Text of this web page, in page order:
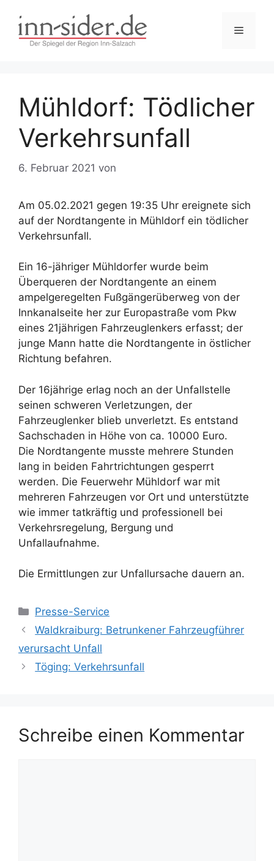
Inhalt
springen
Menü
Mühldorf: Tödlicher
Verkehrsunfall
6. Februar 2021 von
Am 05.02.2021 gegen 19:35 Uhr ereignete sich
auf der Nordtangente in Mühldorf ein tödlicher
Verkehrsunfall.
Ein 16-jähriger Mühldorfer wurde beim
Überqueren der Nordtangente an einem
ampelgeregelten Fußgängerüberweg von der
Innkanalseite her zur Europastraße vom Pkw
eines 21jährigen Fahrzeuglenkers erfasst; der
junge Mann hatte die Nordtangente in östlicher
Richtung befahren.
Der 16jährige erlag noch an der Unfallstelle
seinen schweren Verletzungen, der
Fahrzeuglenker blieb unverletzt. Es entstand
Sachschaden in Höhe von ca. 10000 Euro.
Die Nordtangente musste mehrere Stunden
lang in beiden Fahrtrichtungen gesperrt
werden. Die Feuerwehr Mühldorf war mit
mehreren Fahrzeugen vor Ort und unterstützte
wie immer tatkräftig und professionell bei
Verkehrsregelung, Bergung und
Unfallaufnahme.
Die Ermittlungen zur Unfallursache dauern an.
Kategorien
Presse-Service
Waldkraiburg: Betrunkener Fahrzeugführer
verursacht Unfall
Töging: Verkehrsunfall
Schreibe einen Kommentar